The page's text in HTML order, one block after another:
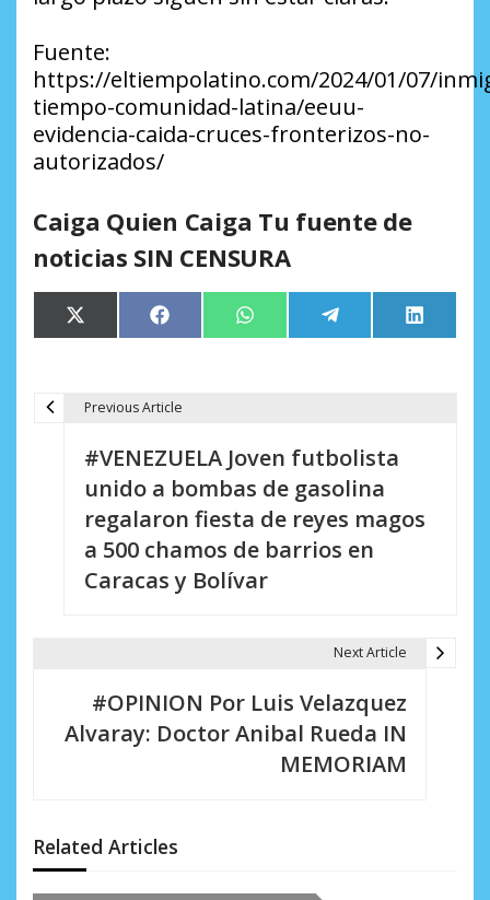
Fuente:
https://eltiempolatino.com/2024/01/07/
tiempo-comunidad-latina/eeuu-
evidencia-caida-cruces-fronterizos-no-
autorizados/
Caiga Quien Caiga Tu fuente de
noticias SIN CENSURA
Compartir
en
X
(Twitter)
Compartir
en
Facebook Compartir
en
WhatsApp Compartir
en
Telegram
en
LinkedIn
e
Previous Article
#VENEZUELA Joven futbolista
unido a bombas de gasolina
regalaron fiesta de reyes magos
a 500 chamos de barrios en
Caracas y Bolívar
Next Article
#OPINION Por Luis Velazquez
Alvaray: Doctor Anibal Rueda IN
MEMORIAM
Related Articles